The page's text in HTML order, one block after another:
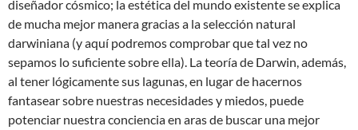
diseñador cósmico; la estética del mundo existente se explica
de mucha mejor manera gracias a la selección natural
darwiniana (y aquí podremos comprobar que tal vez no
sepamos lo suficiente sobre ella). La teoría de Darwin, además,
al tener lógicamente sus lagunas, en lugar de hacernos
fantasear sobre nuestras necesidades y miedos, puede
potenciar nuestra conciencia en aras de buscar una mejor